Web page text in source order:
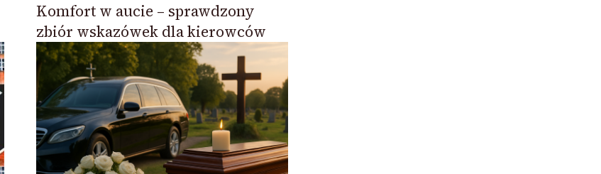
Komfort w aucie – sprawdzony
zbiór wskazówek dla kierowców